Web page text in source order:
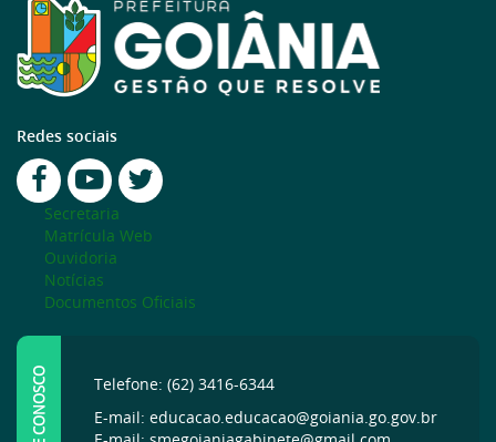
Redes sociais
Secretaria
Matrícula Web
Ouvidoria
Notícias
Documentos Oficiais
FALE CONOSCO
Telefone: (62) 3416-6344
E-mail: educacao.educacao@goiania.go.gov.br